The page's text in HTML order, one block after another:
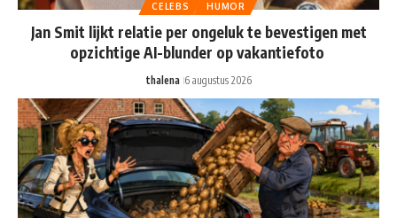
CELEBS HUMOR
Jan Smit lijkt relatie per ongeluk te bevestigen met
opzichtige AI-blunder op vakantiefoto
thalena 6 augustus 2026